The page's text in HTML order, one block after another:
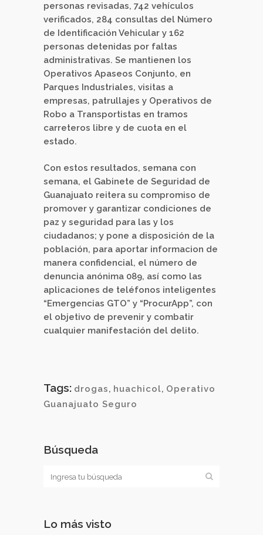
personas revisadas, 742 vehículos
verificados, 284 consultas del Número
de Identificación Vehicular y 162
personas detenidas por faltas
administrativas. Se mantienen los
Operativos Apaseos Conjunto, en
Parques Industriales, visitas a
empresas, patrullajes y Operativos de
Robo a Transportistas en tramos
carreteros libre y de cuota en el
estado.
Con estos resultados, semana con
semana, el Gabinete de Seguridad de
Guanajuato reitera su compromiso de
promover y garantizar condiciones de
paz y seguridad para las y los
ciudadanos; y pone a disposición de la
población, para aportar informacion de
manera confidencial, el número de
denuncia anónima 089, así como las
aplicaciones de teléfonos inteligentes
“Emergencias GTO” y “ProcurApp”, con
el objetivo de prevenir y combatir
cualquier manifestación del delito.
Tags: drogas, huachicol, Operativo
Guanajuato Seguro
Búsqueda
Lo más visto